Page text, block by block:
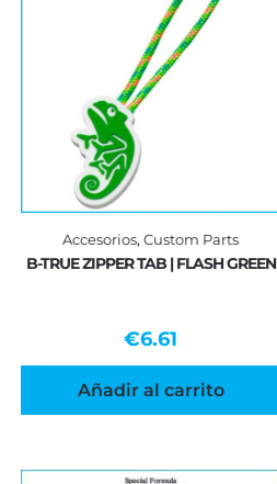
Accesorios,Custom Parts
B-TRUE ZIPPER TAB | FLASH GREEN
€6.61
Añadir al carrito